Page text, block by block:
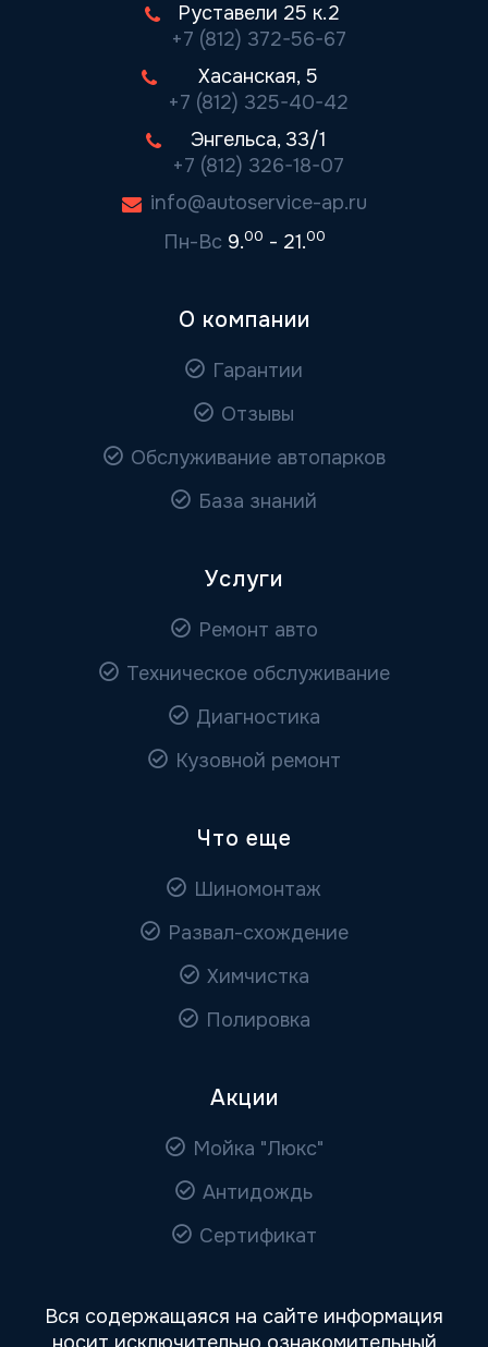
Руставели 25 к.2
+7 (812) 372-56-67
Хасанская, 5
+7 (812) 325-40-42
Энгельса, 33/1
+7 (812) 326-18-07
info@autoservice-ap.ru
Пн-Вс 9.00 - 21.00
О компании
Гарантии
Отзывы
Обслуживание автопарков
База знаний
Услуги
Ремонт авто
Техническое обслуживание
Диагностика
Кузовной ремонт
Что еще
Шиномонтаж
Развал-схождение
Химчистка
Полировка
Акции
Мойка "Люкс"
Антидождь
Сертификат
Вся содержащаяся на сайте информация